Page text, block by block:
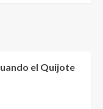
el Quijote